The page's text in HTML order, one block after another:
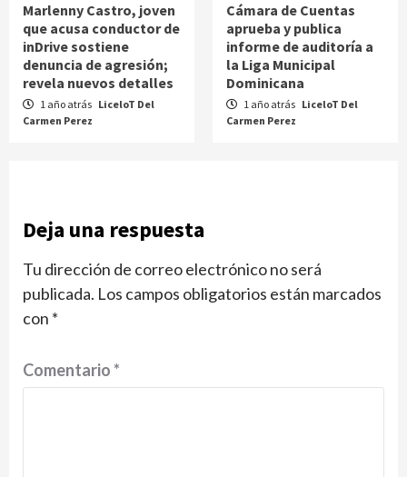
Marlenny Castro, joven
que acusa conductor de
inDrive sostiene
denuncia de agresión;
revela nuevos detalles
1 año atrás LiceloT Del
Carmen Perez
Cámara de Cuentas
aprueba y publica
informe de auditoría a
la Liga Municipal
Dominicana
1 año atrás LiceloT Del
Carmen Perez
Deja una respuesta
Tu dirección de correo electrónico no será
publicada. Los campos obligatorios están marcados
con *
Comentario*